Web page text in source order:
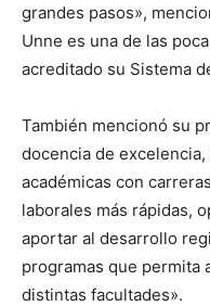
grandes pasos»,
Unne es una de las
acreditado su Sistema
También mencionó su
docencia de
académicas con
laborales más rápidas,
aportar al desarrollo
programas que permita
distintas facultades».